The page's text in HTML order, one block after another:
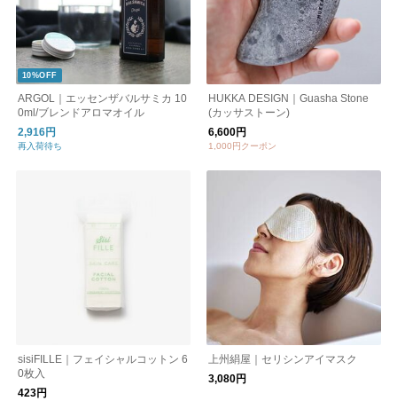
10%OFF
ARGOL｜エッセンザバルサミカ 10
0ml/ブレンドアロマオイル
2,916円
再入荷待ち
HUKKA DESIGN｜Guasha Stone
(カッサストーン)
6,600円
1,000円クーポン
sisiFILLE｜フェイシャルコットン 6
0枚入
423円
上州絹屋｜セリシンアイマスク
3,080円